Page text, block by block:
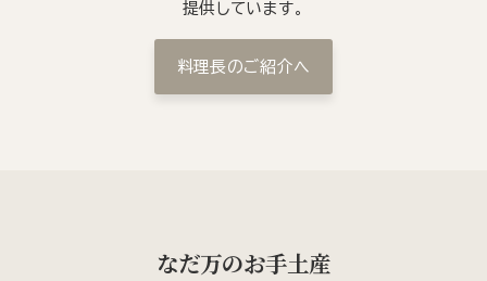
提供しています。
料理長のご紹介へ
なだ万のお手土産